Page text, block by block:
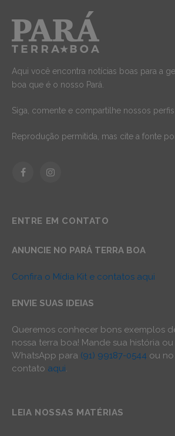
Aqui você encontra notícias boas para a
boa que é o nosso Pará.
Siga, comente e compartilhe nossos perfis
Reprodução permitida, mas cite a fonte
FacebookInstagram
ENTRE EM CONTATO
ANUNCIE NO PARÁ TERRA BOA
Confira o Mídia Kit e contatos aqui
ENVIE SUAS IDEIAS
Queremos conhecer bons exemplos
nossa terra boa! Mande sua história
WhatsApp para (91) 99187-0544 ou
contato aqui.
LEIA NOSSAS MATÉRIAS